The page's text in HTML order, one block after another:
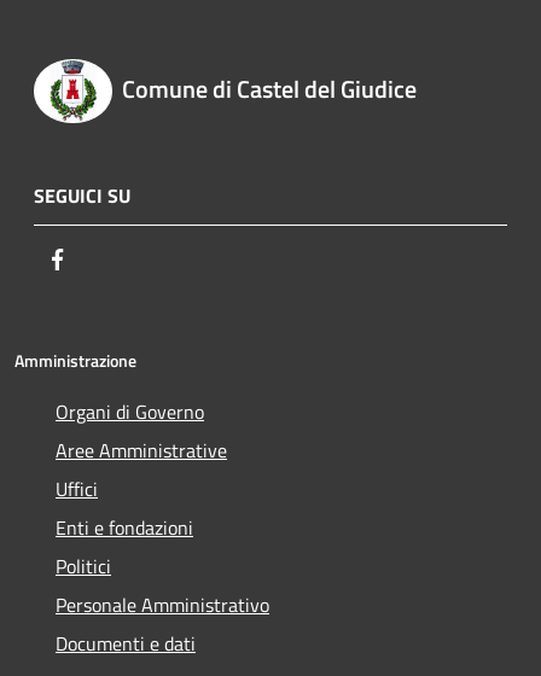
Comune di Castel del Giudice
SEGUICI SU
Amministrazione
Organi di Governo
Aree Amministrative
Uffici
Enti e fondazioni
Politici
Personale Amministrativo
Documenti e dati